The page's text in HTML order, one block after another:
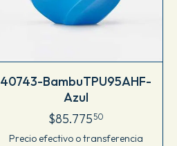
40743-BambuTPU95AHF-
Azul
$85.77550
Precio efectivo o transferencia